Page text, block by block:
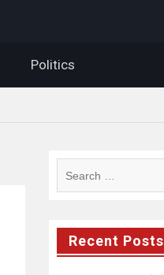
Politics
Recent Posts